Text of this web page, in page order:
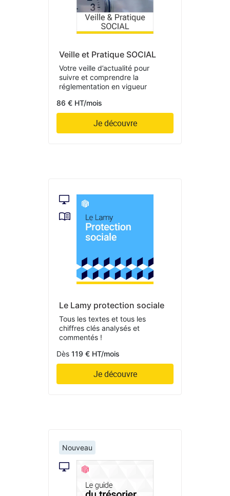
Veille et Pratique SOCIAL
Votre veille d’actualité pour
suivre et comprendre la
réglementation en vigueur
86 € HT/mois
Je découvre
Le Lamy protection sociale
Tous les textes et tous les
chiffres clés analysés et
commentés !
Dès 119 € HT/mois
Je découvre
Nouveau